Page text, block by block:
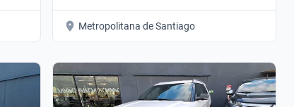
Metropolitana de Santiago